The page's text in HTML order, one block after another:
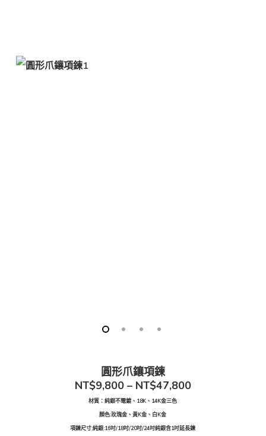
圓形爪鑲項鍊
NT$9,800 – NT$47,800
材質：純銀不電鍍、18K、14K金三色
顏色:玫瑰金、黃K金、白K金
項鍊尺寸:純銀:16吋/18吋/20吋/24吋純銀含1吋延長鍊